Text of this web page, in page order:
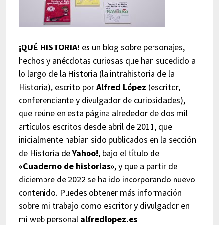
¡QUÉ HISTORIA! es un blog sobre personajes,
hechos y anécdotas curiosas que han sucedido a
lo largo de la Historia (la intrahistoria de la
Historia), escrito porAlfred López (escritor,
conferenciante y divulgador de curiosidades),
que reúne en esta página alrededor de dos mil
artículos escritos desde abril de 2011, que
inicialmente habían sido publicados en la sección
de Historia deYahoo!, bajo el título de
«Cuaderno de historias», y que a partir de
diciembre de 2022 se ha ido incorporando nuevo
contenido. Puedes obtener más información
sobre mi trabajo como escritor y divulgador en
mi web personal alfredlopez.es